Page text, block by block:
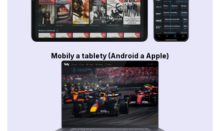
Mobily a tablety (Android a Apple)